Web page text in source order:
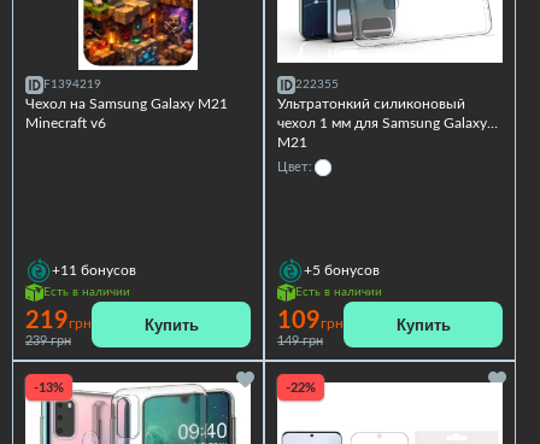
F1394219
Чехол на Samsung Galaxy M21
Minecraft v6
+11 бонусов
Есть в наличии
219грн
239 грн
Купить
222355
Ультратонкий силиконовый
чехол 1 мм для Samsung Galaxy
M21
Цвет:
+5 бонусов
Есть в наличии
109грн
149 грн
Купить
-13% -22%